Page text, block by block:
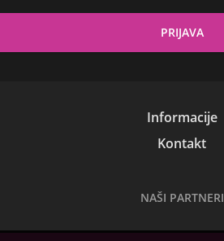
Informacije
Kontakt
NAŠI PARTNERI